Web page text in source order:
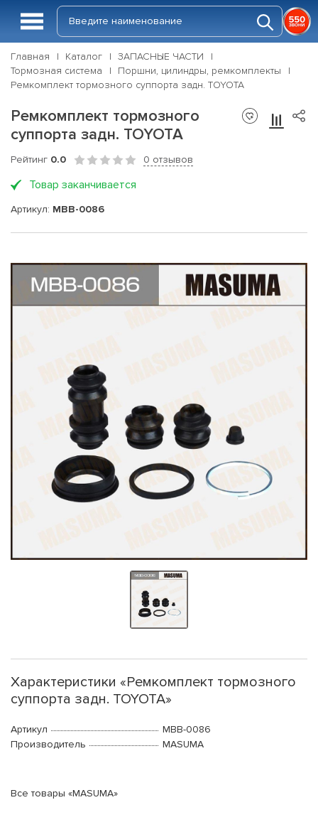
Главная Каталог
ЗАПАСНЫЕ ЧАСТИ
Тормозная система
Поршни, цилиндры, ремкомплекты
Ремкомплект тормозного суппорта задн. TOYOTA
Ремкомплект тормозного
суппорта задн. TOYOTA
Рейтинг 0.0 0 отзывов
Товар заканчивается
Артикул: MBB-0086
Характеристики «Ремкомплект тормозного
суппорта задн. TOYOTA»
Артикул
MBB-0086
Производитель
MASUMA
Все товары «MASUMA»